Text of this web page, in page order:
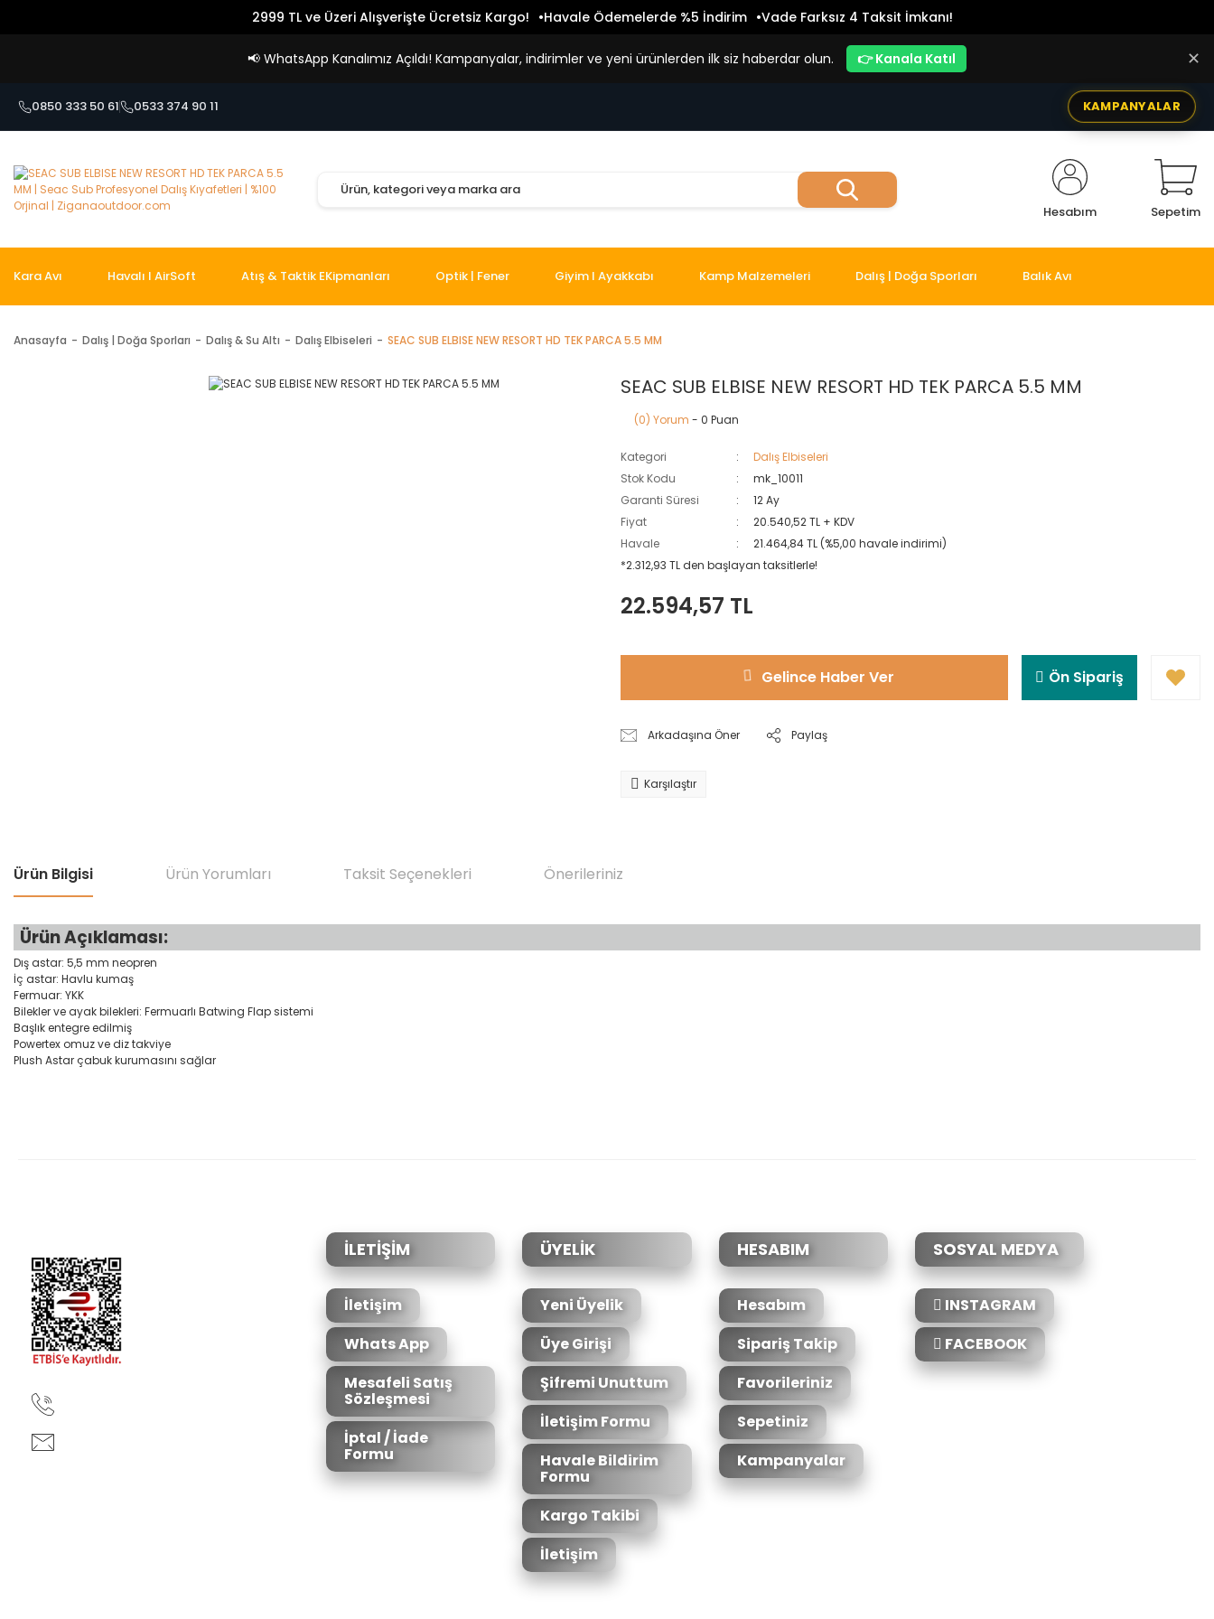
2999 TL ve Üzeri Alışverişte Ücretsiz Kargo! Havale Ödemelerde %5 İndirim Vade Farksız 4 Taksit İmkanı!
📢 WhatsApp Kanalımız Açıldı! Kampanyalar, indirimler ve yeni ürünlerden ilk siz haberdar olun. 👉 Kanala Katıl ✕
0850 333 50 61 0533 374 90 11 KAMPANYALAR
Hesabım Sepetim
Kara Avı Havalı I AirSoft Atış & Taktik EKipmanları Optik | Fener Giyim I Ayakkabı Kamp Malzemeleri Dalış | Doğa Sporları Balık Avı
Anasayfa Dalış | Doğa Sporları Dalış & Su Altı Dalış Elbiseleri SEAC SUB ELBISE NEW RESORT HD TEK PARCA 5.5 MM
SEAC SUB ELBISE NEW RESORT HD TEK PARCA 5.5 MM
(0) Yorum - 0 Puan
Kategori
Dalış Elbiseleri
Stok Kodu
mk_10011
Garanti Süresi
12 Ay
Fiyat
20.540,52 TL + KDV
Havale
21.464,84 TL (%5,00 havale indirimi)
*2.312,93 TL den başlayan taksitlerle!
22.594,57 TL
Gelince Haber Ver Ön Sipariş
Arkadaşına Öner Paylaş
Karşılaştır
Ürün Bilgisi Ürün Yorumları Taksit Seçenekleri Önerileriniz
Ürün Açıklaması:
Dış astar: 5,5 mm neopren
İç astar: Havlu kumaş
Fermuar: YKK
Bilekler ve ayak bilekleri: Fermuarlı Batwing Flap sistemi
Başlık entegre edilmiş
Powertex omuz ve diz takviye
Plush Astar çabuk kurumasını sağlar
Ürün fiyatı diğer sitelerden daha pahalı.
Bu ürüne benzer farklı alternatifler olmalı.
İLETİŞİM
İletişim
Whats App
Mesafeli Satış
Sözleşmesi
İptal / İade
Formu
ÜYELİK
Yeni Üyelik
Üye Girişi
Şifremi Unuttum
İletişim Formu
Havale Bildirim
Formu
Kargo Takibi
İletişim
HESABIM
Hesabım
Sipariş Takip
Favorileriniz
Sepetiniz
Kampanyalar
SOSYAL MEDYA
INSTAGRAM
FACEBOOK